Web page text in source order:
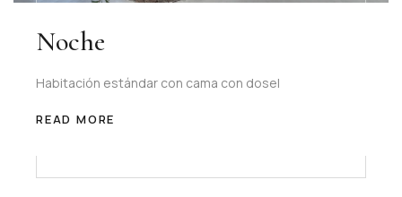
Noche
Habitación estándar con cama con dosel
READ MORE